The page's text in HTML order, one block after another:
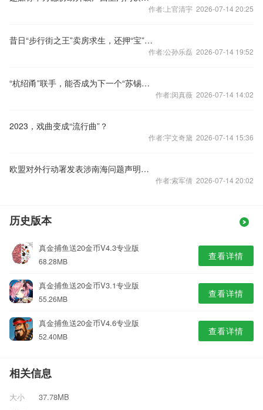
作者:上官清宇 2026-07-14 20:25
昔日“步行街之王”卖房求生，还押“宝”千元羽绒服
作者:公孙乐磊 2026-07-14 19:52
“杭绍甬”联手，能否成为下一个“苏锡常”？
作者:闵真薇 2026-07-14 14:02
2023，戏曲变成“流行曲”？
作者:宇文奇黛 2026-07-14 15:36
欧盟对外行动署发表涉南海问题声明，中国驻欧盟使团驳斥
作者:索军倩 2026-07-14 20:02
历史版本
真金捕鱼送20金币V4.3专业版
68.28MB 查看详情
真金捕鱼送20金币V3.1专业版
55.26MB 查看详情
真金捕鱼送20金币V4.6专业版
52.40MB 查看详情
相关信息
大小
37.78MB